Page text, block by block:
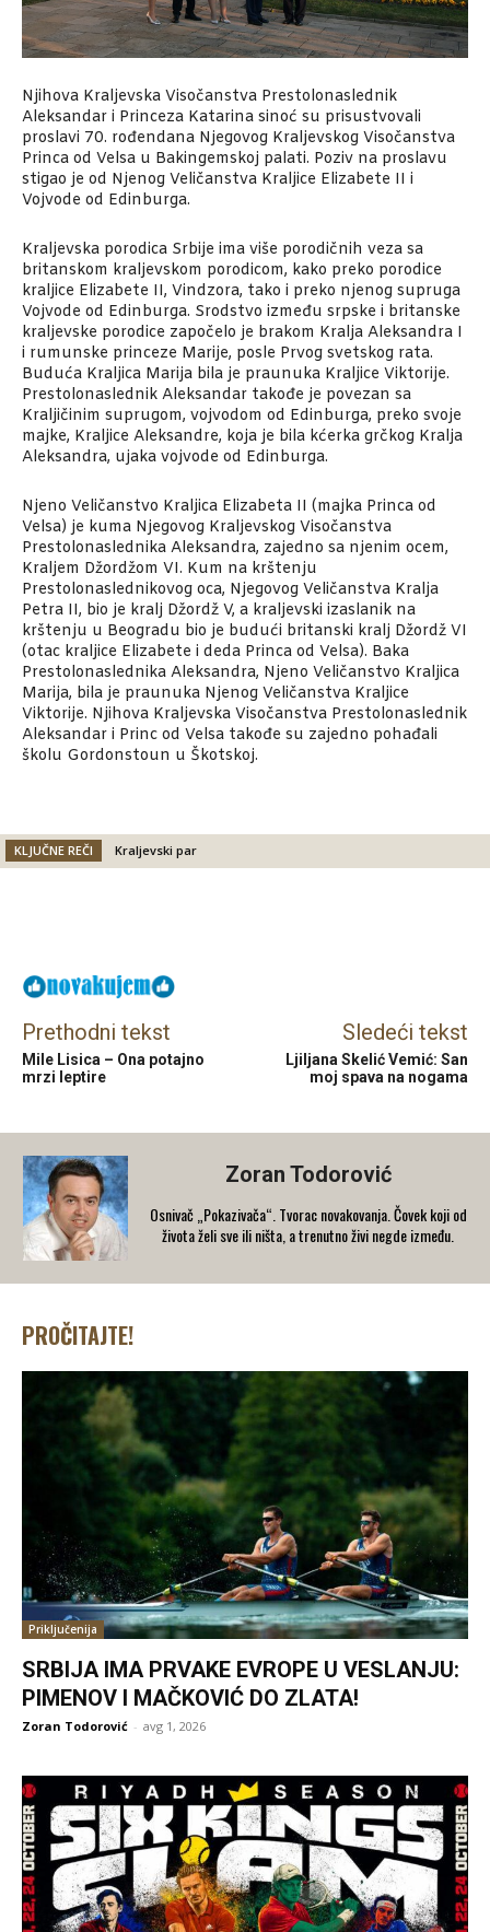
Njihova Kraljevska Visočanstva Prestolonaslednik
Aleksandar i Princeza Katarina sinoć su prisustvovali
proslavi 70. rođendana Njegovog Kraljevskog Visočanstva
Princa od Velsa u Bakingemskoj palati. Poziv na proslavu
stigao je od Njenog Veličanstva Kraljice Elizabete II i
Vojvode od Edinburga.
Kraljevska porodica Srbije ima više porodičnih veza sa
britanskom kraljevskom porodicom, kako preko porodice
kraljice Elizabete II, Vindzora, tako i preko njenog supruga
Vojvode od Edinburga. Srodstvo između srpske i britanske
kraljevske porodice započelo je brakom Kralja Aleksandra I
i rumunske princeze Marije, posle Prvog svetskog rata.
Buduća Kraljica Marija bila je praunuka Kraljice Viktorije.
Prestolonaslednik Aleksandar takođe je povezan sa
Kraljičinim suprugom, vojvodom od Edinburga, preko svoje
majke, Kraljice Aleksandre, koja je bila kćerka grčkog Kralja
Aleksandra, ujaka vojvode od Edinburga.
Njeno Veličanstvo Kraljica Elizabeta II (majka Princa od
Velsa) je kuma Njegovog Kraljevskog Visočanstva
Prestolonaslednika Aleksandra, zajedno sa njenim ocem,
Kraljem Džordžom VI. Kum na krštenju
Prestolonaslednikovog oca, Njegovog Veličanstva Kralja
Petra II, bio je kralj Džordž V, a kraljevski izaslanik na
krštenju u Beogradu bio je budući britanski kralj Džordž VI
(otac kraljice Elizabete i deda Princa od Velsa). Baka
Prestolonaslednika Aleksandra, Njeno Veličanstvo Kraljica
Marija, bila je praunuka Njenog Veličanstva Kraljice
Viktorije. Njihova Kraljevska Visočanstva Prestolonaslednik
Aleksandar i Princ od Velsa takođe su zajedno pohađali
školu Gordonstoun u Škotskoj.
KLJUČNE REČI Kraljevski par
Prethodni tekst
Mile Lisica – Ona potajno
mrzi leptire
Sledeći tekst
Ljiljana Skelić Vemić: San
moj spava na nogama
Zoran Todorović
Osnivač „Pokazivača“. Tvorac novakovanja. Čovek koji od
života želi sve ili ništa, a trenutno živi negde između.
PROČITAJTE!
Priključenija
SRBIJA IMA PRVAKE EVROPE U VESLANJU:
PIMENOV I MAČKOVIĆ DO ZLATA!
Zoran Todorović - avg 1, 2026